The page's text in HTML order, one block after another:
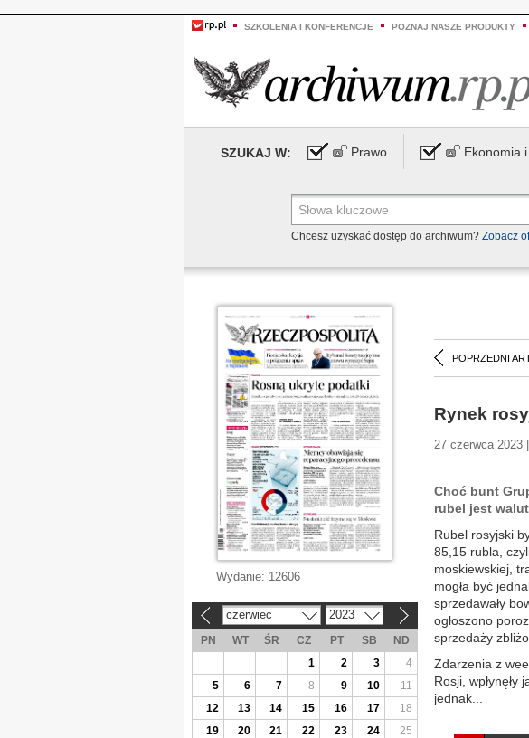
SZKOLENIA I KONFERENCJE POZNAJ NASZE PRODUKTY
SZUKAJ W: Prawo Ekonomia
Chcesz uzyskać dostęp do archiwum? Zobacz
POPRZEDNI
Rynek
27 czerwca 2023
Choć bunt
rubel jest
Rubel rosyjski
85,15 rubla,
moskiewskiej,
mogła być
sprzedawały
ogłoszono
sprzedaży
Zdarzenia z
Rosji,
jednak...
Wydanie: 12606
czerwiec 2023
PN WT ŚR CZ PT SB
ND
1
2 3
4
5
6 7 8 9 10
11
12
13 14 15 16 17
18
19
20 21 22 23 24
25